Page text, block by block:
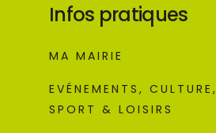
Infos pratiques
MA MAIRIE
EVÉNEMENTS, CULTURE,
SPORT & LOISIRS